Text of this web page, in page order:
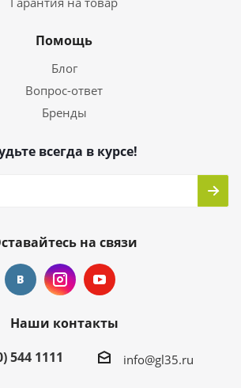
Помощь
Блог
Вопрос-ответ
Бренды
всегда в курсе!
на связи
Наши контакты
544 1111
info@gl35.ru